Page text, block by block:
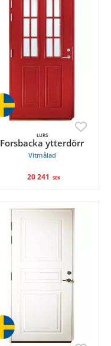
LURS
Forsbacka ytterdörr
Vitmålad
20 241 SEK